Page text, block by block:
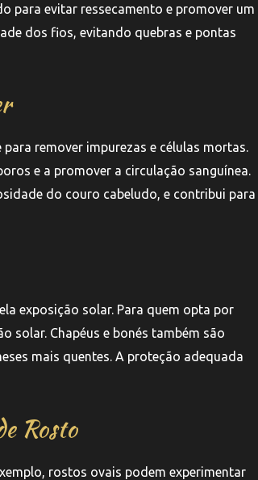
para evitar ressecamento e promover um
dos fios, evitando quebras e pontas
remover impurezas e células mortas.
e a promover a circulação sanguínea.
do couro cabeludo, e contribui para
exposição solar. Para quem opta por
solar. Chapéus e bonés também são
mais quentes. A proteção adequada
Rosto
rostos ovais podem experimentar